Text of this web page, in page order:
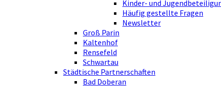
Kinder- und
Häufig gestellte Fragen
Newsletter
Groß Parin
Kaltenhof
Rensefeld
Schwartau
Städtische Partnerschaften
Bad Doberan